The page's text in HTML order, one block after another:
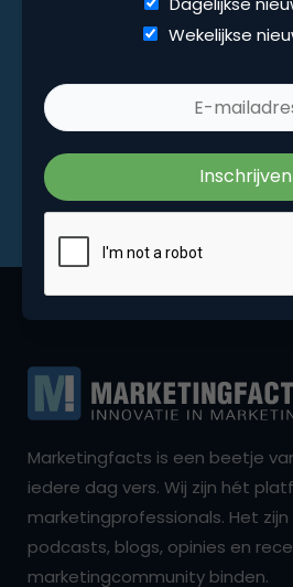
Wekelijkse
Marketingfacts is een beetje
iedere dag vers. Wij zijn hét
marketingprofessionals. Het
podcasts, blogs, opinies en
marketingcommunity binden.